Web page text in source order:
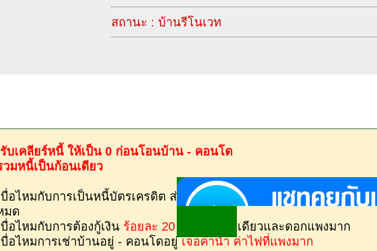
สถานะ : บ้านรีโนเวท
รับเคลียร์หนี้ ให้เป็น 0 ก่อนโอนบ้าน - คอนโด
วมหนี้เป็นก้อนเดียว
บื่อไหมกับการเป็นหนี้บัตรเครดิต ส่งแต่ยอดขั้นต่ำ มาตลอด ส่งเท่าไหร่ก็ไม่
มด
บื่อไหมกับการต้องกู้เงิน ร้อยละ 20
ที่เงินต้นนิดเดียวและดอกแพงมาก
บื่อไหมการเช่าบ้านอยู่ - คอนโดอยู่เจอค่าน้ำ ค่าไฟที่แพงมาก